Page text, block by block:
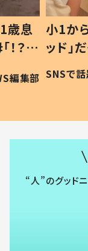
フテ
食”を
編集部
ひ孫に
が、抱
「涙
い」
“人”のグッド